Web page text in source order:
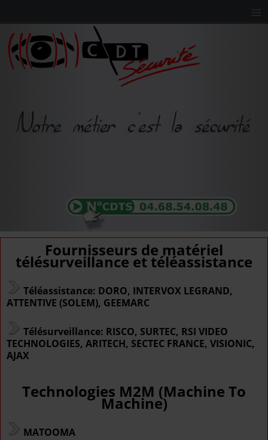
Fournisseurs de matériel
télésurveillance et téléassistance
Téléassistance: DORO, INTERVOX LEGRAND,
ATTENTIVE (SOLEM), GEEMARC
Télésurveillance: RISCO, SURTEC, RSI VIDEO
TECHNOLOGIES, ARITECH, SECTEC FRANCE, VISIONIC,
AJAX
Technologies M2M (Machine To
Machine)
MATOOMA